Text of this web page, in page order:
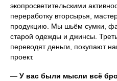
экопросветительскими
переработку вторсырья,
продукцию. Мы шьём сумки,
старой одежды и джинсы.
переводят деньги, покупают
проект.
— У вас были мысли всё